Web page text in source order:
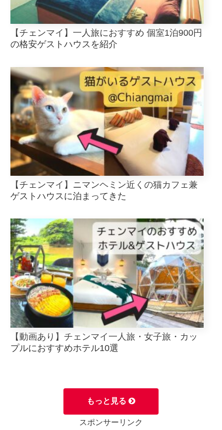
【チェンマイ】一人旅におすすめ 個室1泊900円
の格安ゲストハウスを紹介
【チェンマイ】ニマンヘミン近くの猫カフェ兼
ゲストハウスに泊まってきた
【動画あり】チェンマイ一人旅・女子旅・カッ
プルにおすすめホテル10選
もっと見る
スポンサーリンク